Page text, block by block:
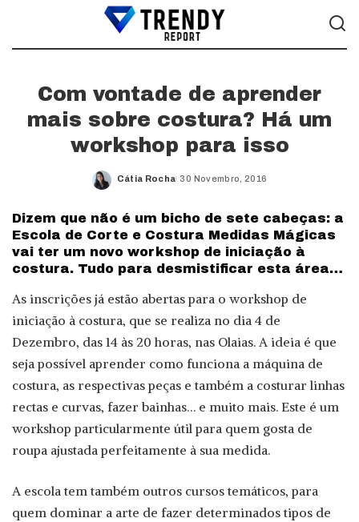
Com vontade de aprender
mais sobre costura? Há um
workshop para isso
Posted
Cátia Rocha 30 Novembro, 2016
Dizem que não é um bicho de sete cabeças: a
Escola de Corte e Costura Medidas Mágicas
vai ter um novo workshop de iniciação à
costura. Tudo para desmistificar esta área…
As inscrições já estão abertas para o workshop de
iniciação à costura, que se realiza no dia 4 de
Dezembro, das 14 às 20 horas, nas Olaias. A ideia é que
seja possível aprender como funciona a máquina de
costura, as respectivas peças e também a costurar linhas
rectas e curvas, fazer bainhas… e muito mais. Este é um
workshop particularmente útil para quem gosta de
roupa ajustada perfeitamente à sua medida.
A escola tem também outros cursos temáticos, para
quem dominar a arte de fazer determinados tipos de